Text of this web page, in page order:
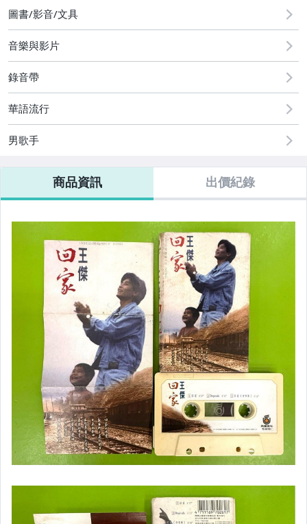
偶像、球員卡與郵幣
運動、戶外與休閒
圖書/影音/文具
音樂與影片
錄音帶
華語流行
男歌手
商品資訊 出價紀錄